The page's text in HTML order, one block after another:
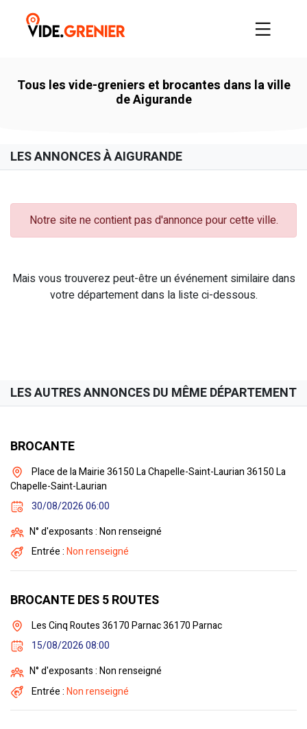
Tous les vide-greniers et brocantes dans la ville
de Aigurande
LES ANNONCES À AIGURANDE
Notre site ne contient pas d'annonce pour cette ville.
Mais vous trouverez peut-être un événement similaire dans
votre département dans la liste ci-dessous.
LES AUTRES ANNONCES DU MÊME DÉPARTEMENT
BROCANTE
Place de la Mairie 36150 La Chapelle-Saint-Laurian 36150 La
Chapelle-Saint-Laurian
30/08/2026 06:00
N° d'exposants : Non renseigné
Entrée :Non renseigné
BROCANTE DES 5 ROUTES
Les Cinq Routes 36170 Parnac 36170 Parnac
15/08/2026 08:00
N° d'exposants : Non renseigné
Entrée :Non renseigné